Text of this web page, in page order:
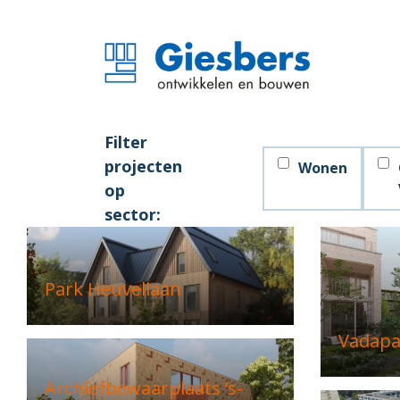
Filter
projecten
op
sector:
Wonen
Park Heuvellaan
Archiefbewaarplaats ‘s-